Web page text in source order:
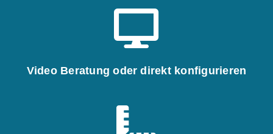
Video Beratung oder direkt konfigurieren